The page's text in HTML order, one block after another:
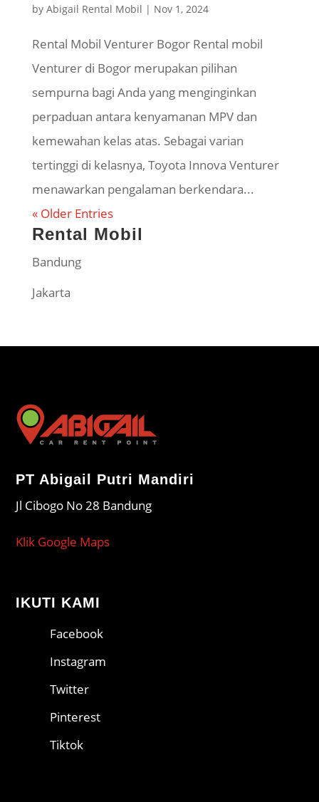
by Abigail Rental Mobil | Nov 1, 2024
Rental Mobil Venturer Bogor Rental mobil
Venturer di Bogor merupakan pilihan
sempurna bagi Anda yang menginginkan
perpaduan antara kenyamanan MPV dan
kemewahan kelas atas. Sebagai varian
tertinggi di kelasnya, Toyota Innova Venturer
menawarkan pengalaman berkendara...
« Older Entries
Rental Mobil
Bandung
Jakarta
PT Abigail Putri Mandiri
Jl Cibogo No 28 Bandung
Klik Google Maps
IKUTI KAMI
Facebook
Instagram
Twitter
Pinterest
Tiktok